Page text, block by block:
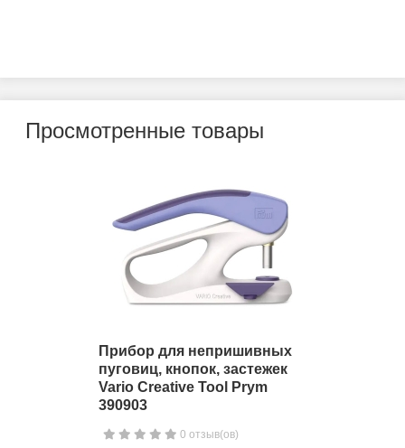
Просмотренные товары
Прибор для непришивных
пуговиц, кнопок, застежек
Vario Creative Tool Prym
390903
0 отзыв(ов)